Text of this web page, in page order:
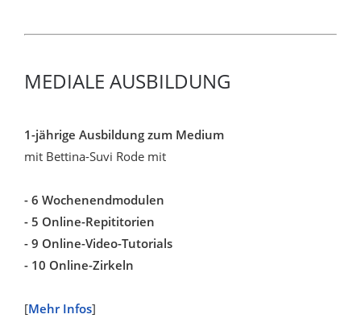
MEDIALE AUSBILDUNG
1-jährige Ausbildung zum Medium
mit Bettina-Suvi Rode mit
- 6 Wochenendmodulen
- 5 Online-Repititorien
- 9 Online-Video-Tutorials
- 10 Online-Zirkeln
[Mehr Infos]